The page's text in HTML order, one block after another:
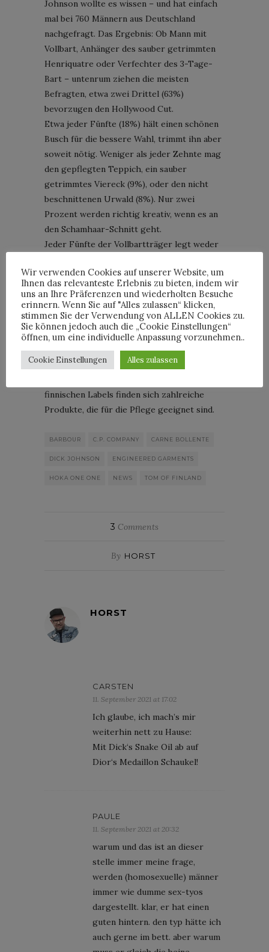
Johnson wollte es wissen – und hat einfach
mal bei 760 Männern aus Deutschland
nachgefragt. Das Ergebnis: Ob Mann mit
Vollbart, Anhänger des sauber getrimmten
Henriquatre oder Verfechter des 3-Tage-
Bart – untenrum ziehen die meisten
Befragten, etwa zwei Drittel (63%)
bevorzugen den Hollywood Cut.
Etwa jeder Fünfte (18%) hält einen schönen
Busch für die bessere Wahl, trimmt ihn aber
soweit nötig. Weniger als jeder Zehnte mag
den gepflegten Teppich, ein sauber
getrimmtes Viereck (9%), oder den nicht
beschnittenen Urwald (8%). Nur zwei
Prozent werden richtig kreativ, wenn es an
den Schamhaar-Schnitt geht.
Jeder Fünfte der Vollbartträger legt weder
den Urwald, den Mutter Natur ihm gegeben
hat. Bei den Männern mit glatten Gesichtern
sind es immerhin 14 Prozent, die untenrum
alles wachsen lassen.
Das ergibt alles gar keinen Sinn, ist aber
herrlich unterhaltsam.
Ohne Grund hat Dick Johnson natürlich
finnischen Labels finden sich zahlreiche
Produkte, die für die Pflege geeignet sind.
BARBOUR C.P. COMPANY CARNE BOLLENTE
DICK JOHNSON ENGINEERED GARMENTS
HOKA ONE ONE NEWS TOM OF FINLAND
3 Comments
By HORST
HORST
CARSTEN
11. September 2021 at 17:02
Ich glaube, ich mach’s mir
weiterhin nett zu Hause:
Mit Dick‘s Snake Oil ab auf
Dior‘s Medaillon Schaukel!
PAULE
11. September 2021 at 20:32
warum und das ist an dieser
stelle immer meine frage,
werden (homosexuelle) männer
immer wie dumme sex-tyos
dargestellt. klar, er hat einen
guten hintern. den typ hätte ich
auch gerne im bett. aber warum
Wir verwenden Cookies auf unserer Website, um
Ihnen das relevanteste Erlebnis zu bieten, indem wir
uns an Ihre Präferenzen und wiederholten Besuche
erinnern. Wenn Sie auf "Alles zulassen“ klicken,
stimmen Sie der Verwendung von ALLEN Cookies zu.
Sie können jedoch auch die „Cookie Einstellungen“
öffnen, um eine individuelle Anpassung vorzunehmen..
Cookie Einstellungen Alles zulassen